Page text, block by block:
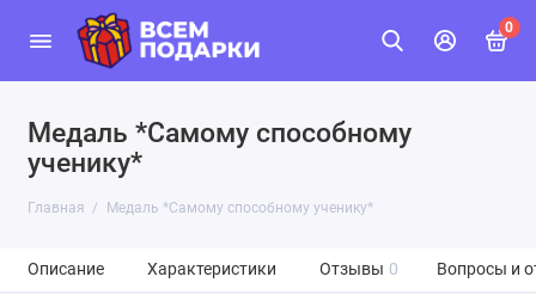
0
Медаль *Самому способному
ученику*
Главная Медаль *Самому способному ученику*
Описание Характеристики Отзывы 0 Вопросы и